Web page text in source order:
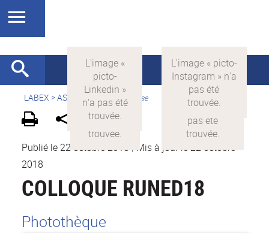
LABEX >ASLAN > Version française
Publié le 22 octobre 2018 | Mis à jour le 22 octobre
2018
COLLOQUE RUNED18
Photothèque